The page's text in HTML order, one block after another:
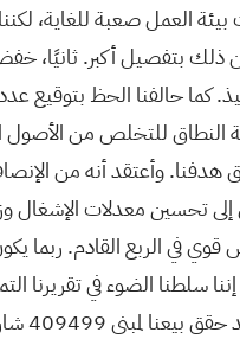
العمل صعبة للغاية،
ذلك بتفصيل أكبر. ثانيًا،
كما حالفنا الحظ بتوقيع
النطاق للتخلص من الأصول
هدفنا. وأعتقد أنه من
أصول علوم الحياة أفضل هذا العام مما كان عليه العام الماضي، ولدينا
في الربع القادم. ربما
الضوء في تقريرنا
أُنجزت خلال